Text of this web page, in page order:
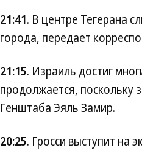
21:41. В центре Тегерана
города, передает
21:15. Израиль достиг
продолжается, поскольку
Генштаба Эяль Замир.
20:25. Гросси выступит на